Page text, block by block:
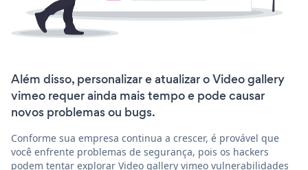
Além disso, personalizar e atualizar o Video gallery
vimeo requer ainda mais tempo e pode causar
novos problemas ou bugs.
Conforme sua empresa continua a crescer, é provável que
você enfrente problemas de segurança, pois os hackers
podem tentar explorar Video gallery vimeo vulnerabilidades